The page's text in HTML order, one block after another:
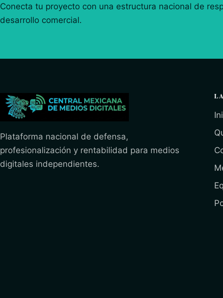
Conecta tu proyecto con una estructura nacional de
desarrollo comercial.
Plataforma nacional de defensa,
profesionalización y rentabilidad para medios
digitales independientes.